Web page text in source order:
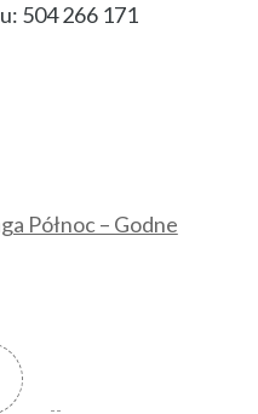
504 266 171
Północ – Godne